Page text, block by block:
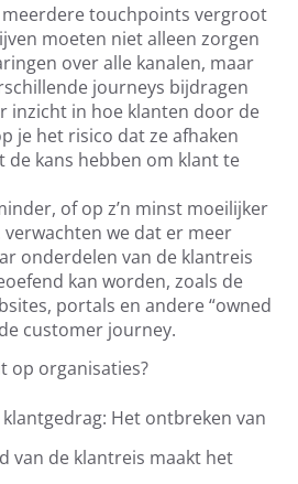
touchpoints vergroot
moeten niet alleen zorgen
over alle kanalen, maar
journeys bijdragen
inzicht in hoe klanten door de
je het risico dat ze afhaken
kans hebben om klant te
of op z’n minst moeilijker
we dat er meer
onderdelen van de klantreis
kan worden, zoals de
portals en andere “owned
customer journey.
op organisaties?
Het ontbreken van
van de klantreis maakt het